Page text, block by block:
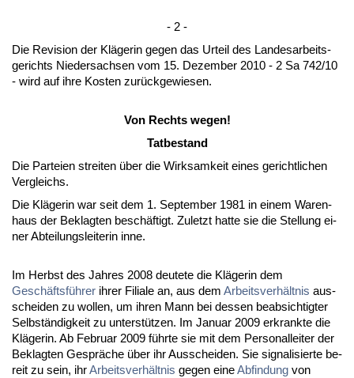
- 2 -
Die Re­vi­si­on der Kläge­rin ge­gen das Ur­teil des Lan­des­ar­beits­
ge­richts Nie­der­sach­sen vom 15. De­zem­ber 2010 - 2 Sa 742/10
- wird auf ih­re Kos­ten zurück­ge­wie­sen.
Von Rechts we­gen!
Tat­be­stand
Die Par­tei­en strei­ten über die Wirk­sam­keit ei­nes ge­richt­li­chen
Ver­gleichs.
Die Kläge­rin war seit dem 1. Sep­tem­ber 1981 in ei­nem Wa­ren­
haus der Be­klag­ten beschäftigt. Zu­letzt hat­te sie die Stel­lung ei­
ner Ab­tei­lungs­lei­te­rin in­ne.
Im Herbst des Jah­res 2008 deu­te­te die Kläge­rin dem
Geschäftsführer ih­rer Fi­lia­le an, aus dem Ar­beits­verhält­nis aus­
schei­den zu wol­len, um ih­ren Mann bei des­sen be­ab­sich­tig­ter
Selbständig­keit zu un­terstützen. Im Ja­nu­ar 2009 er­krank­te die
Kläge­rin. Ab Fe­bru­ar 2009 führ­te sie mit dem Per­so­nal­lei­ter der
Be­klag­ten Gespräche über ihr Aus­schei­den. Sie si­gna­li­sier­te be­
reit zu sein, ihrAr­beits­verhält­nis ge­gen ei­neAb­fin­dung von